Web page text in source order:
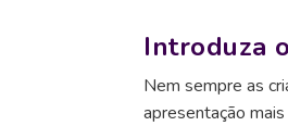
Introduza
Nem sempre as
apresentação